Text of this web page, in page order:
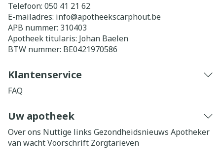
Telefoon: 050 41 21 62
E-mailadres: info@apotheekscarphout.be
APB nummer: 310403
Apotheek titularis: Johan Baelen
BTW nummer: BE0421970586
Klantenservice
FAQ
Uw apotheek
Over ons Nuttige links Gezondheidsnieuws Apotheker
van wachtVoorschrift Zorgtarieven